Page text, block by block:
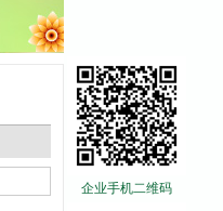
企业手机二维码